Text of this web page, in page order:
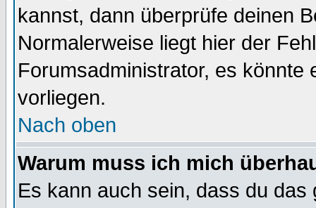
kannst, dann überprüfe deinen
Normalerweise liegt hier der
Forumsadministrator, es könnte
vorliegen.
Nach oben
Warum muss ich mich
Es kann auch sein, dass du